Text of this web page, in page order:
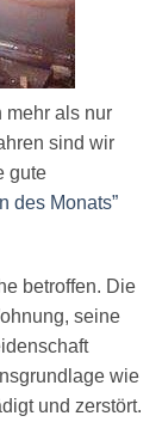
mehr als nur
sind wir
gute
des Monats”
betroffen. Die
seine
wie
und zerstört.